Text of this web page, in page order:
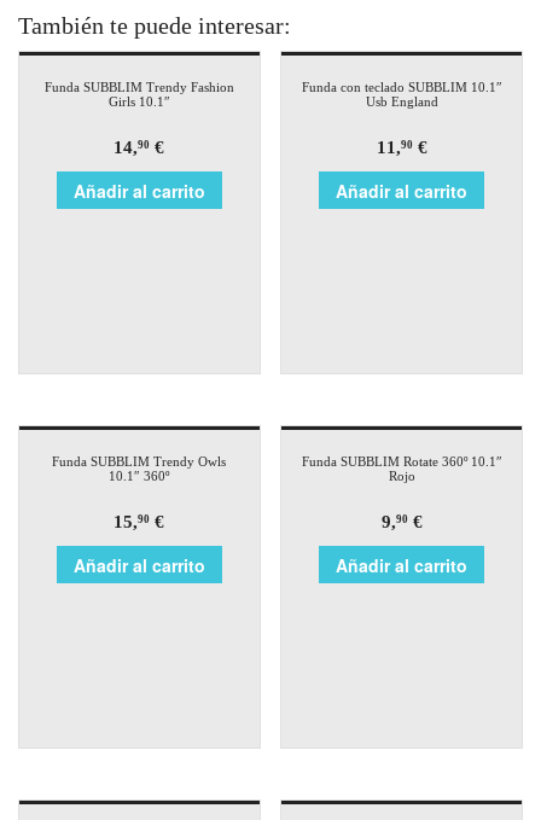
También te puede interesar:
Funda SUBBLIM Trendy Fashion
Girls 10.1″
14,90 €
Añadir al carrito
Funda con teclado SUBBLIM 10.1″
Usb England
11,90€
Añadir al carrito
Funda SUBBLIM Trendy Owls
10.1″ 360º
15,90 €
Añadir al carrito
Funda SUBBLIM Rotate 360º 10.1″
Rojo
9,90€
Añadir al carrito